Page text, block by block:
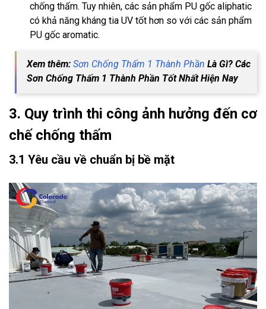
chống thấm. Tuy nhiên, các sản phẩm PU gốc aliphatic
có khả năng kháng tia UV tốt hơn so với các sản phẩm
PU gốc aromatic.
Xem thêm: Sơn Chống Thấm 1 Thành Phần Là Gì? Các
Sơn Chống Thấm 1 Thành Phần Tốt Nhất Hiện Nay
3. Quy trình thi công ảnh hưởng đến cơ
chế chống thấm
3.1 Yêu cầu về chuẩn bị bề mặt